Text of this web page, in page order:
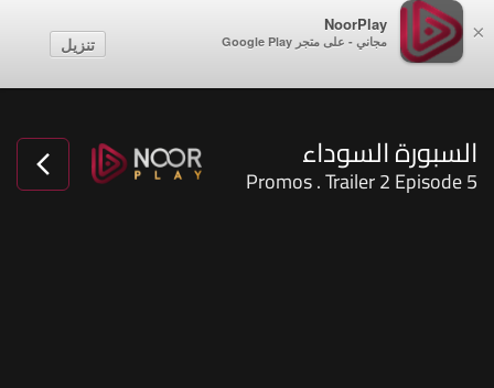
×
NoorPlay
مجاني - على متجر Google Play تنزيل
السبورة السوداء
Promos . Trailer 2 Episode 5